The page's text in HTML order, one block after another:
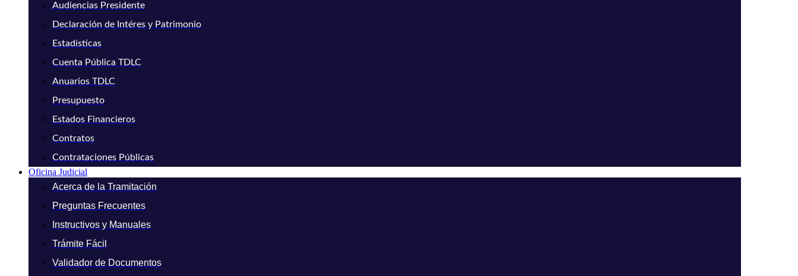
Audiencias Presidente
Declaración de Intéres y Patrimonio
Estadísticas
Cuenta Pública TDLC
Anuarios TDLC
Presupuesto
Estados Financieros
Contratos
Contrataciones Públicas
Oficina Judicial
Acerca de la Tramitación
Preguntas Frecuentes
Instructivos y Manuales
Trámite Fácil
Validador de Documentos